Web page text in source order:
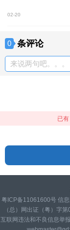
02-20
0 条评论
来说两句吧。。。
已有
粤ICP备11061600号 信
（总）网出证（粤）字
互联网违法和不良信息举